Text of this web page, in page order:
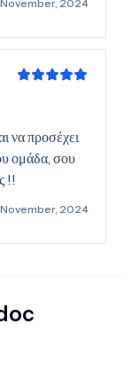
2024
να προσέχει
ομάδα, σου
!!
2024